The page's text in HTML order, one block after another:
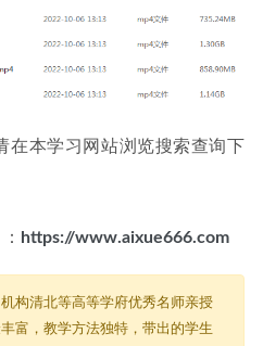
在本学习网站浏览搜索查询下
https://www.aixue666.com
构清北等高等学府优秀名师亲授
富，教学方法独特，带出的学生